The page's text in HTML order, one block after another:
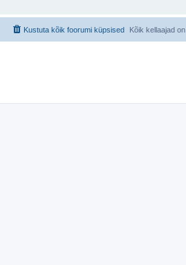
Kõik kellaajad on
Kustuta kõik foorumi küpsised